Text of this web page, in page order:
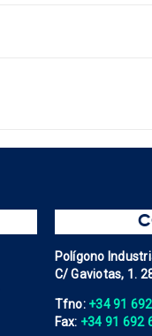
Polígono
C/ Gaviotas, 1.
Tfno: +34 91
Fax: +34 91 692